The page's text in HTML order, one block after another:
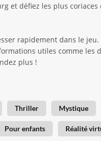
et défiez les plus
rapidement dans le
utiles comme les
plus !
Thriller Mystique
Pour enfants Réalité